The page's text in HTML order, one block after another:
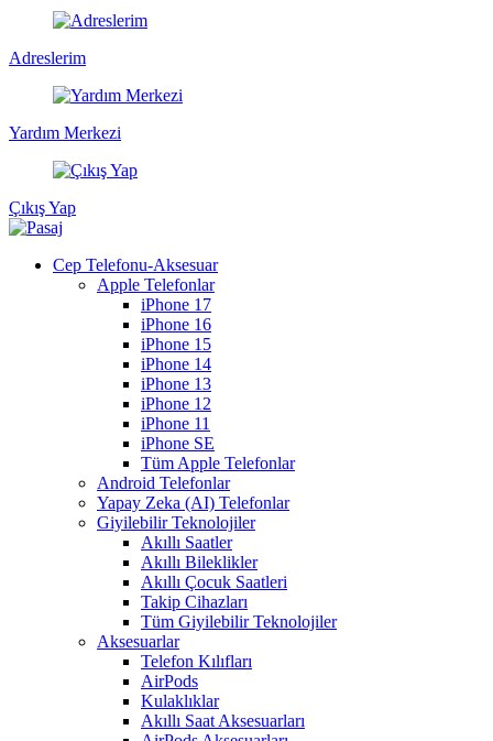
Adreslerim
Yardım Merkezi
Çıkış Yap
Cep Telefonu-Aksesuar
Apple Telefonlar
iPhone 17
iPhone 16
iPhone 15
iPhone 14
iPhone 13
iPhone 12
iPhone 11
iPhone SE
Tüm Apple Telefonlar
Android Telefonlar
Yapay Zeka (AI) Telefonlar
Giyilebilir Teknolojiler
Akıllı Saatler
Akıllı Bileklikler
Akıllı Çocuk Saatleri
Takip Cihazları
Tüm Giyilebilir Teknolojiler
Aksesuarlar
Telefon Kılıfları
AirPods
Kulaklıklar
Akıllı Saat Aksesuarları